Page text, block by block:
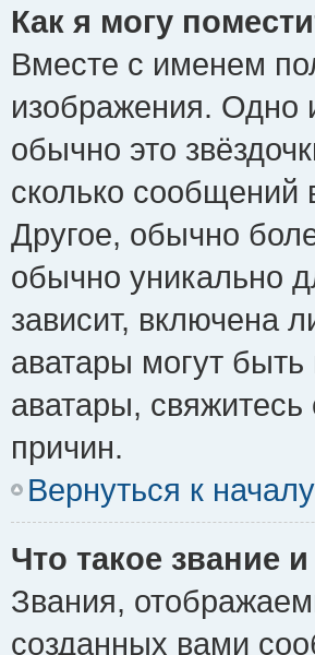
Как я могу
Вместе с именем
изображения. Одно
обычно это
сколько сообщений
Другое, обычно
обычно уникально
зависит, включена
аватары могут
аватары,
причин.
Вернуться к началу
Что такое звание
Звания,
созданных вами